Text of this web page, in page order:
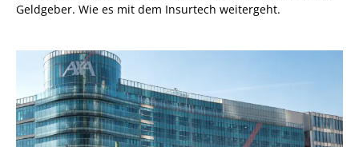
Geldgeber. Wie es mit dem Insurtech weitergeht.